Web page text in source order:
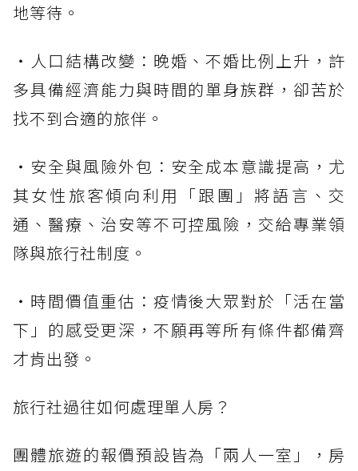
地等待。
・人口結構改變：晚婚、不婚比例上升，許
多具備經濟能力與時間的單身族群，卻苦於
找不到合適的旅伴。
・安全與風險外包：安全成本意識提高，尤
其女性旅客傾向利用「跟團」將語言、交
通、醫療、治安等不可控風險，交給專業領
隊與旅行社制度。
・時間價值重估：疫情後大眾對於「活在當
下」的感受更深，不願再等所有條件都備齊
才肯出發。
旅行社過往如何處理單人房？
團體旅遊的報價預設皆為「兩人一室」，房